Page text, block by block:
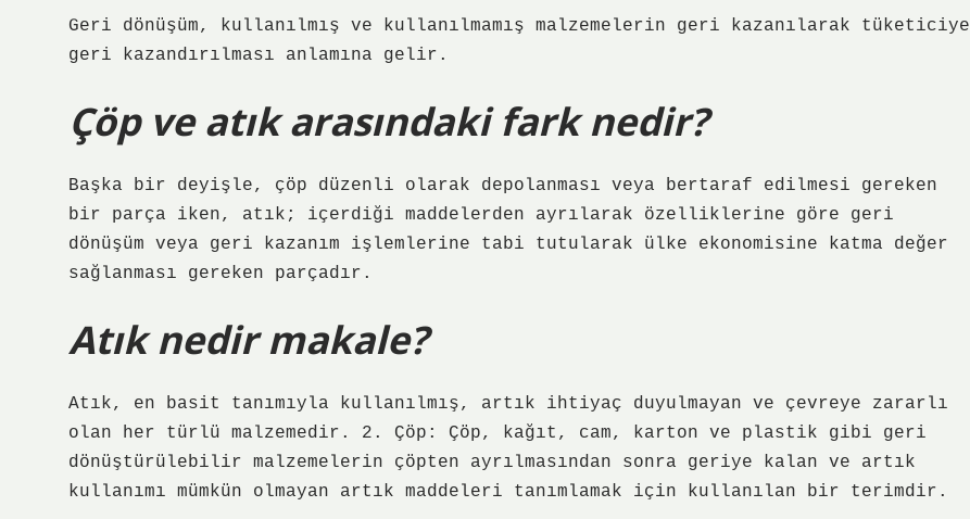
Geri dönüşüm, kullanılmış ve kullanılmamış malzemelerin geri kazanılarak tüketiciye
geri kazandırılması anlamına gelir.
Çöp ve atık arasındaki fark nedir?
Başka bir deyişle, çöp düzenli olarak depolanması veya bertaraf edilmesi gereken
bir parça iken, atık; içerdiği maddelerden ayrılarak özelliklerine göre geri
dönüşüm veya geri kazanım işlemlerine tabi tutularak ülke ekonomisine katma değer
sağlanması gereken parçadır.
Atık nedir makale?
Atık, en basit tanımıyla kullanılmış, artık ihtiyaç duyulmayan ve çevreye zararlı
olan her türlü malzemedir. 2. Çöp: Çöp, kağıt, cam, karton ve plastik gibi geri
dönüştürülebilir malzemelerin çöpten ayrılmasından sonra geriye kalan ve artık
kullanımı mümkün olmayan artık maddeleri tanımlamak için kullanılan bir terimdir.